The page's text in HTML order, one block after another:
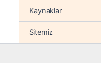
Kaynaklar
Sitemiz